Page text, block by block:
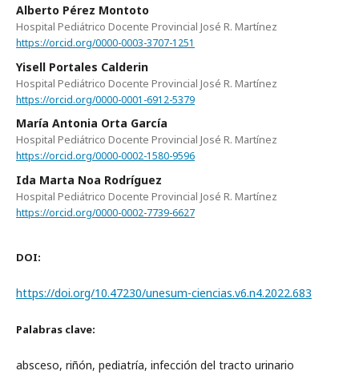
Alberto Pérez Montoto
Hospital Pediátrico Docente Provincial José R. Martínez
https://orcid.org/0000-0003-3707-1251
Yisell Portales Calderin
Hospital Pediátrico Docente Provincial José R. Martínez
https://orcid.org/0000-0001-6912-5379
María Antonia Orta García
Hospital Pediátrico Docente Provincial José R. Martínez
https://orcid.org/0000-0002-1580-9596
Ida Marta Noa Rodríguez
Hospital Pediátrico Docente Provincial José R. Martínez
https://orcid.org/0000-0002-7739-6627
DOI:
https://doi.org/10.47230/unesum-ciencias.v6.n4.2022.683
Palabras clave:
absceso, riñón, pediatría, infección del tracto urinario